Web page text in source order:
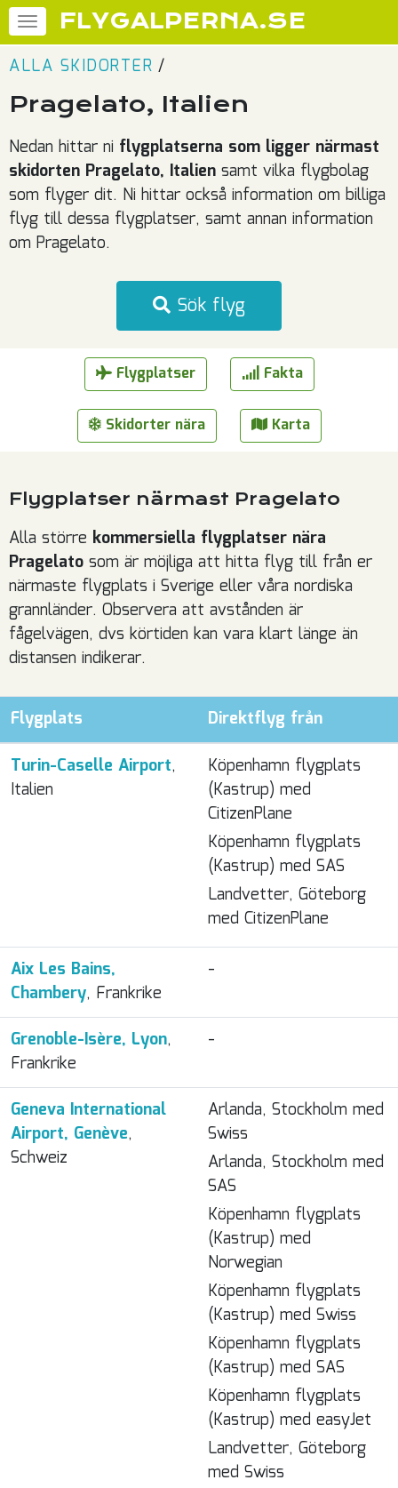
FLYGALPERNA.SE
ALLA SKIDORTER /
Pragelato, Italien
Nedan hittar ni flygplatserna som ligger närmast
skidorten Pragelato, Italien samt vilka flygbolag
som flyger dit. Ni hittar också information om billiga
flyg till dessa flygplatser, samt annan information
om Pragelato.
Sök flyg
Flygplatser Fakta
Skidorter nära Karta
Flygplatser närmast Pragelato
Alla större kommersiella flygplatser nära
Pragelato som är möjliga att hitta flyg till från er
närmaste flygplats i Sverige eller våra nordiska
grannländer. Observera att avstånden är
fågelvägen, dvs körtiden kan vara klart länge än
distansen indikerar.
Flygplats
Direktflyg från
Turin-Caselle Airport,
Italien
Köpenhamn flygplats
(Kastrup) med
CitizenPlane
Köpenhamn flygplats
(Kastrup) med SAS
Landvetter, Göteborg
med CitizenPlane
Aix Les Bains,
Chambery, Frankrike
-
Grenoble-Isère, Lyon,
Frankrike
-
Geneva International
Airport, Genève,
Schweiz
Arlanda, Stockholm med
Swiss
Arlanda, Stockholm med
SAS
Köpenhamn flygplats
(Kastrup) med
Norwegian
Köpenhamn flygplats
(Kastrup) med Swiss
Köpenhamn flygplats
(Kastrup) med SAS
Köpenhamn flygplats
(Kastrup) med easyJet
Landvetter, Göteborg
med Swiss